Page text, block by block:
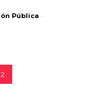
Pública -
2